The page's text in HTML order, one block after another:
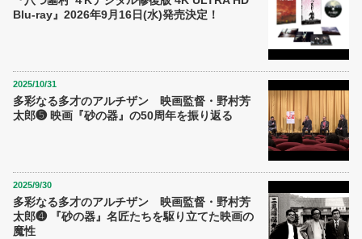
Blu-ray』2026年9月16日(水)発売決定！
2025/10/31
多彩なる多才のアルチザン 映画監督・野村芳
太郎❺ 映画『砂の器』の50周年を振り返る
2025/9/30
多彩なる多才のアルチザン 映画監督・野村芳
太郎❹ 『砂の器』名匠たちを駆り立てた映画の
魔性